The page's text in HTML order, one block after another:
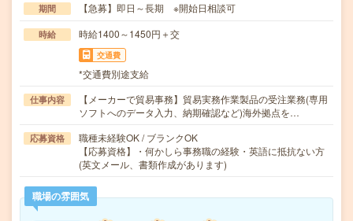
期間 【急募】即日～長期 ※開始日相談可
時給 時給1400～1450円＋交
交通費
*交通費別途支給
仕事内容
【メーカーで貿易事務】貿易実務作業製品の受注業務(専用
ソフトへのデータ入力、納期確認など)海外拠点を…
応募資格
職種未経験OK / ブランクOK
【応募資格】・何かしら事務職の経験・英語に抵抗ない方
(英文メール、書類作成があります)
職場の雰囲気